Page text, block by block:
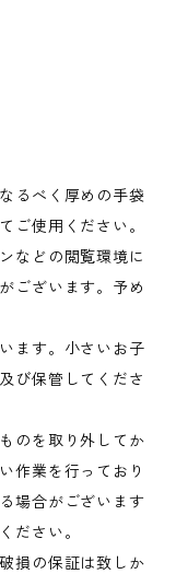
るべく厚めの手袋
ご使用ください。
などの閲覧環境に
ございます。予め
ます。小さいお子
び保管してくださ
のを取り外してか
作業を行っており
場合がございます
ださい。
損の保証は致しか